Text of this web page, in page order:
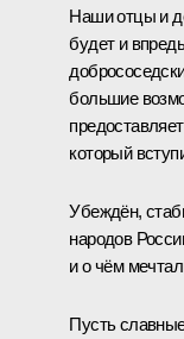
Наши отцы и
будет и
большие
который
Убеждён,
народов
и о чём
Пусть